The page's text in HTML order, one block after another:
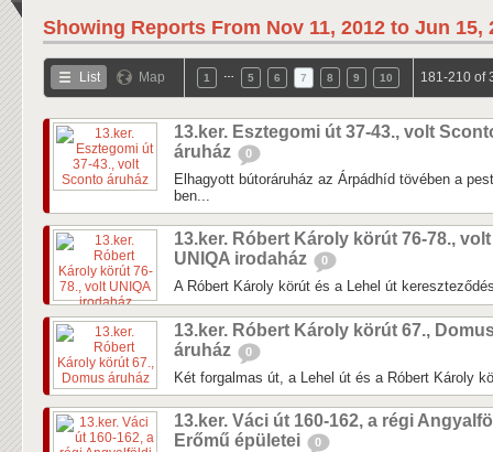
Showing Reports From Nov 11, 2012 to Jun 15,
List Map 1 5 6 7 8 9 10 181-210 of
13.ker. Esztegomi út 37-43., volt
áruház
0
Elhagyott bútoráruház az Árpádhíd tövében a
ben...
13.ker. Róbert Károly körút 76-78., volt
UNIQA irodaház
0
A Róbert Károly körút és a Lehel út
13.ker. Róbert Károly körút 67.,
áruház
0
Két forgalmas út, a Lehel út és a Róbert Károly
13.ker. Váci út 160-162, a régi
Erőmű épületei
0